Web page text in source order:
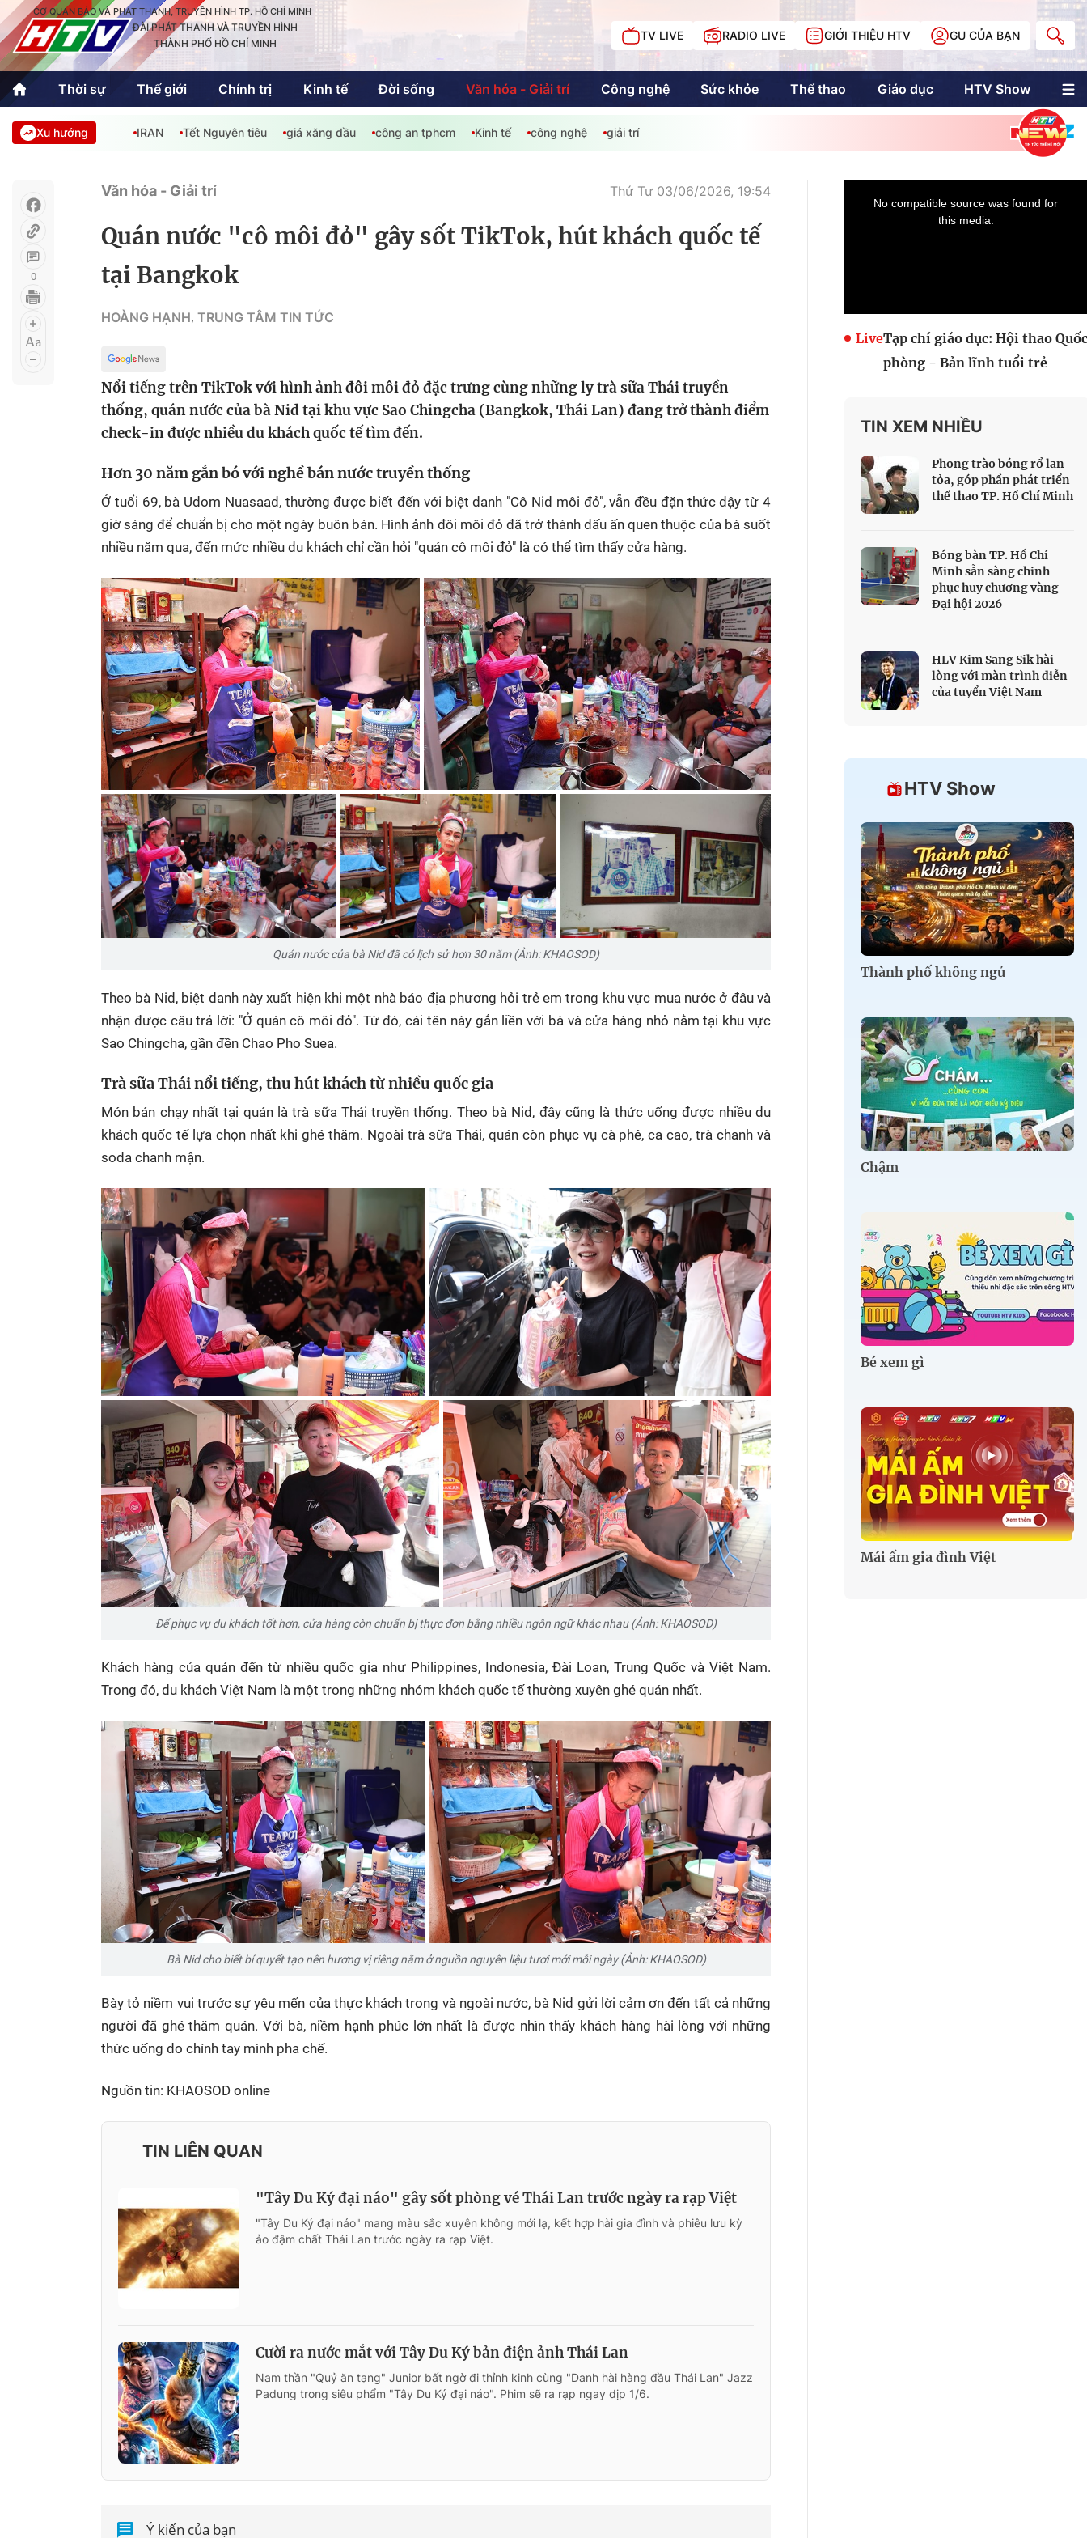
CƠ QUAN BÁO VÀ PHÁT THANH, TRUYỀN HÌNH TP. HỒ CHÍ MINH
ĐÀI PHÁT THANH VÀ TRUYỀN HÌNH
THÀNH PHỐ HỒ CHÍ MINH
TV LIVE RADIO LIVE GIỚI THIỆU HTV GU CỦA BẠN
Thời sự Thế giới Chính trị Kinh tế Đời sống Văn hóa - Giải trí Công nghệ Sức khỏe Thể thao Giáo dục HTV Show
Thời sự
Thể thao
Quốc tế
Văn hóa - Giải trí
Giáo dục Kinh tế
An Sinh
Công nghệ Phóng sự
Không gian văn hóa
Hồ Chí Minh
Thành phố không
ngủ
Mái ấm gia đình
Việt
Các chương trình
khác
Phim truyền hình
Made By Vietnam
Chung một tấm
lòng
Cuộc đua xe đạp
SEA Games 33
Multimedia
Multiform
Doanh nhân Sài
Gòn
Xu hướng IRAN Tết Nguyên tiêu giá xăng dầu công an tphcm Kinh tế công nghệ giải trí
0
Văn hóa - Giải trí Thứ Tư 03/06/2026, 19:54
Quán nước "cô môi đỏ" gây sốt TikTok, hút khách quốc tế
tại Bangkok
HOÀNG HẠNH, TRUNG TÂM TIN TỨC
Nổi tiếng trên TikTok với hình ảnh đôi môi đỏ đặc trưng cùng những ly trà sữa Thái truyền
thống, quán nước của bà Nid tại khu vực Sao Chingcha (Bangkok, Thái Lan) đang trở thành điểm
check-in được nhiều du khách quốc tế tìm đến.
Hơn 30 năm gắn bó với nghề bán nước truyền thống
Ở tuổi 69, bà Udom Nuasaad, thường được biết đến với biệt danh "Cô Nid môi đỏ", vẫn đều đặn thức dậy từ 4
giờ sáng để chuẩn bị cho một ngày buôn bán. Hình ảnh đôi môi đỏ đã trở thành dấu ấn quen thuộc của bà suốt
nhiều năm qua, đến mức nhiều du khách chỉ cần hỏi "quán cô môi đỏ" là có thể tìm thấy cửa hàng.
Quán nước của bà Nid đã có lịch sử hơn 30 năm (Ảnh: KHAOSOD)
Theo bà Nid, biệt danh này xuất hiện khi một nhà báo địa phương hỏi trẻ em trong khu vực mua nước ở đâu và
nhận được câu trả lời: "Ở quán cô môi đỏ". Từ đó, cái tên này gắn liền với bà và cửa hàng nhỏ nằm tại khu vực
Sao Chingcha, gần đền Chao Pho Suea.
Trà sữa Thái nổi tiếng, thu hút khách từ nhiều quốc gia
Món bán chạy nhất tại quán là trà sữa Thái truyền thống. Theo bà Nid, đây cũng là thức uống được nhiều du
khách quốc tế lựa chọn nhất khi ghé thăm. Ngoài trà sữa Thái, quán còn phục vụ cà phê, ca cao, trà chanh và
soda chanh mận.
Để phục vụ du khách tốt hơn, cửa hàng còn chuẩn bị thực đơn bằng nhiều ngôn ngữ khác nhau (Ảnh: KHAOSOD)
Khách hàng của quán đến từ nhiều quốc gia như Philippines, Indonesia, Đài Loan, Trung Quốc và Việt Nam.
Trong đó, du khách Việt Nam là một trong những nhóm khách quốc tế thường xuyên ghé quán nhất.
Bà Nid cho biết bí quyết tạo nên hương vị riêng nằm ở nguồn nguyên liệu tươi mới mỗi ngày (Ảnh: KHAOSOD)
Bày tỏ niềm vui trước sự yêu mến của thực khách trong và ngoài nước, bà Nid gửi lời cảm ơn đến tất cả những
người đã ghé thăm quán. Với bà, niềm hạnh phúc lớn nhất là được nhìn thấy khách hàng hài lòng với những
thức uống do chính tay mình pha chế.
Nguồn tin: KHAOSOD online
TIN LIÊN QUAN
"Tây Du Ký đại náo" gây sốt phòng vé Thái Lan trước ngày ra rạp Việt
"Tây Du Ký đại náo" mang màu sắc xuyên không mới lạ, kết hợp hài gia đình và phiêu lưu kỳ
ảo đậm chất Thái Lan trước ngày ra rạp Việt.
Cười ra nước mắt với Tây Du Ký bản điện ảnh Thái Lan
Nam thần "Quỷ ăn tạng" Junior bất ngờ đi thỉnh kinh cùng "Danh hài hàng đầu Thái Lan" Jazz
Padung trong siêu phẩm "Tây Du Ký đại náo". Phim sẽ ra rạp ngay dịp 1/6.
Ý kiến của bạn
LiveTạp chí giáo dục: Hội thao Quốc
phòng - Bản lĩnh tuổi trẻ
TIN XEM NHIỀU
Phong trào bóng rổ lan
tỏa, góp phần phát triển
thể thao TP. Hồ Chí Minh
Bóng bàn TP. Hồ Chí
Minh sẵn sàng chinh
phục huy chương vàng
Đại hội 2026
HLV Kim Sang Sik hài
lòng với màn trình diễn
của tuyển Việt Nam
HTV Show
Thành phố không ngủ
Chậm
Bé xem gì
Mái ấm gia đình Việt